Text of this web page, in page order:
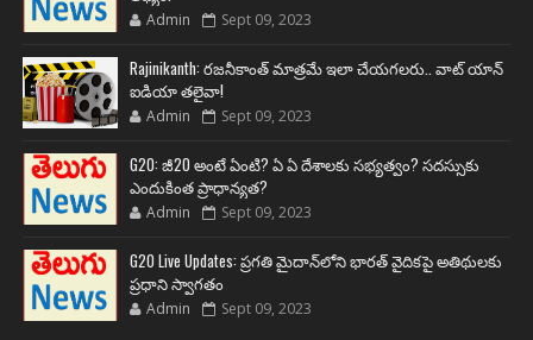
Admin Sept 09, 2023
Rajinikanth: రజనీకాంత్ మాత్రమే ఇలా చేయగలరు.. వాట్ యాన్
ఐడియా తలైవా!
Admin Sept 09, 2023
G20: జీ20 అంటే ఏంటి? ఏ ఏ దేశాలకు సభ్యత్వం? సదస్సుకు
ఎందుకింత ప్రాధాన్యత?
Admin Sept 09, 2023
G20 Live Updates: ప్రగతి మైదాన్‌లోని భారత్ వైదికపై అతిథులకు
ప్రధాని స్వాగతం
Admin Sept 09, 2023